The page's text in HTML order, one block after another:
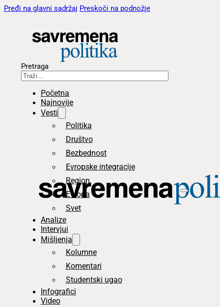
Pređi na glavni sadržaj Preskoči na podnožje
Pretraga
Početna
Najnovije
Vesti
Politika
Društvo
Bezbednost
Evropske integracije
Region
Evropa
Svet
Analize
Intervjui
Mišljenja
Kolumne
Komentari
Studentski ugao
Infografici
Video